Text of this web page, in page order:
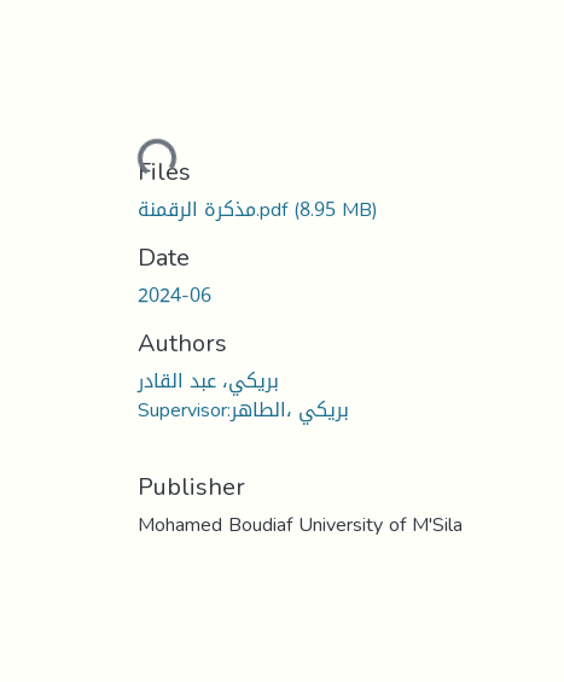
Loading...
Files
مذكرة الرقمنة.pdf(8.95 MB)
Date
2024-06
Authors
بريكي، عبد القادر
Supervisor:بريكي ،الطاهر
Publisher
Mohamed Boudiaf University of M'Sila